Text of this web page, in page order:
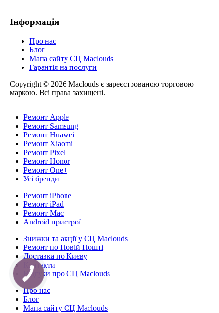
Інформація
Про нас
Блог
Мапа сайту СЦ Maclouds
Гарантія на послуги
Copyright © 2026 Maclouds є зареєстрованою торговою
маркою. Всі права захищені.
Ремонт Apple
Ремонт Samsung
Ремонт Huawei
Ремонт Xiaomi
Ремонт Pixel
Ремонт Honor
Ремонт One+
Усі бренди
Ремонт iPhone
Ремонт iPad
Ремонт Mac
Android пристрої
Знижки та акції у СЦ Maclouds
Ремонт по Новій Пошті
Доставка по Києву
Контакти
Відгуки про СЦ Maclouds
Про нас
Блог
Мапа сайту СЦ Maclouds
КНОПКА
СВЯЗИ